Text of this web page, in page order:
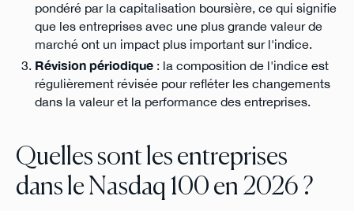
pondéré par la capitalisation boursière, ce qui signifie
que les entreprises avec une plus grande valeur de
marché ont un impact plus important sur l'indice.
Révision périodique: la composition de l'indice est
régulièrement révisée pour refléter les changements
dans la valeur et la performance des entreprises.
Quelles sont les entreprises
dans le Nasdaq 100 en 2026 ?